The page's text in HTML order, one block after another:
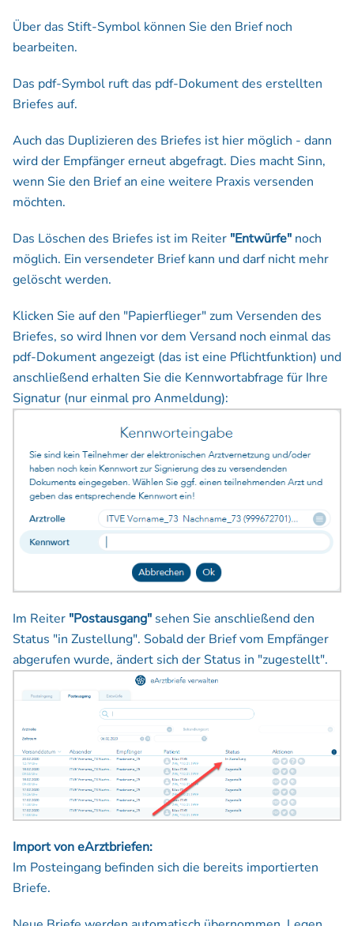
Über das Stift-Symbol können Sie den Brief noch
bearbeiten.
Das pdf-Symbol ruft das pdf-Dokument des erstellten
Briefes auf.
Auch das Duplizieren des Briefes ist hier möglich - dann
wird der Empfänger erneut abgefragt. Dies macht Sinn,
wenn Sie den Brief an eine weitere Praxis versenden
möchten.
Das Löschen des Briefes ist im Reiter "Entwürfe" noch
möglich. Ein versendeter Brief kann und darf nicht mehr
gelöscht werden.
Klicken Sie auf den "Papierflieger" zum Versenden des
Briefes, so wird Ihnen vor dem Versand noch einmal das
pdf-Dokument angezeigt (das ist eine Pflichtfunktion) und
anschließend erhalten Sie die Kennwortabfrage für Ihre
Signatur (nur einmal pro Anmeldung):
Im Reiter "Postausgang" sehen Sie anschließend den
Status "in Zustellung". Sobald der Brief vom Empfänger
abgerufen wurde, ändert sich der Status in "zugestellt".
Import von eArztbriefen:
Im Posteingang befinden sich die bereits importierten
Briefe.